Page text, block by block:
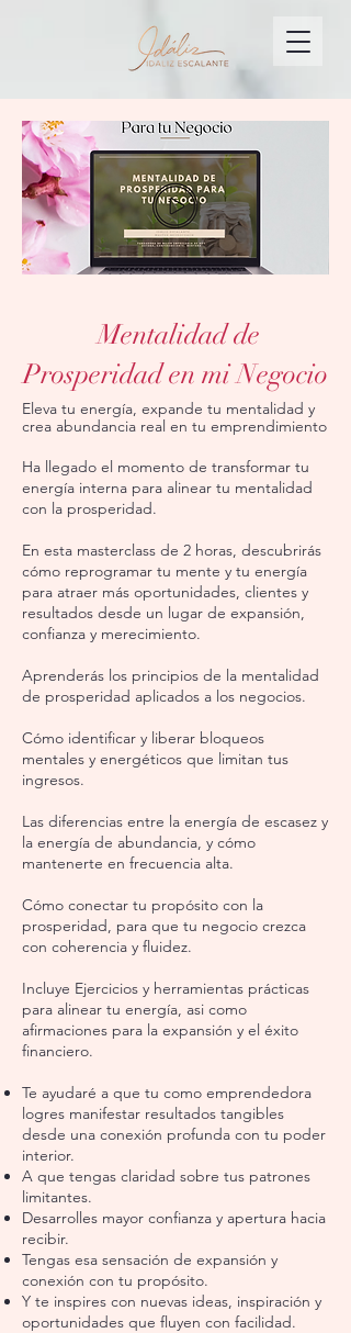
Mentalidad de
Prosperidad en mi Negocio
Eleva tu energía, expande tu mentalidad y
crea abundancia real en tu emprendimiento
Ha llegado el momento de transformar tu
energía interna para alinear tu mentalidad
con la prosperidad.
En esta masterclass de 2 horas, descubrirás
cómo reprogramar tu mente y tu energía
para atraer más oportunidades, clientes y
resultados desde un lugar de expansión,
confianza y merecimiento.
Aprenderás los principios de la mentalidad
de prosperidad aplicados a los negocios.
Cómo identificar y liberar bloqueos
mentales y energéticos que limitan tus
ingresos.
Las diferencias entre la energía de escasez y
la energía de abundancia, y cómo
mantenerte en frecuencia alta.
Cómo conectar tu propósito con la
prosperidad, para que tu negocio crezca
con coherencia y fluidez.
Incluye Ejercicios y herramientas prácticas
para alinear tu energía, asi como
afirmaciones para la expansión y el éxito
financiero.
Te ayudaré a que tu como emprendedora
logres manifestar resultados tangibles
desde una conexión profunda con tu poder
interior.
A que tengas claridad sobre tus patrones
limitantes.
Desarrolles mayor confianza y apertura hacia
recibir.
Tengas esa sensación de expansión y
conexión con tu propósito.
Y te inspires con nuevas ideas, inspiración y
oportunidades que fluyen con facilidad.